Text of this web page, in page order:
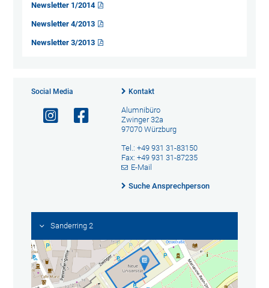
Newsletter 1/2014
Newsletter 4/2013
Newsletter 3/2013
Social Media Kontakt
Alumnibüro
Zwinger 32a
97070 Würzburg
Tel.: +49 931 31-83150
Fax: +49 931 31-87235
E-Mail
Suche Ansprechperson
Sanderring 2